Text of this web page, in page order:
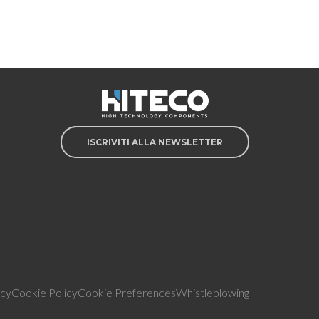
ISCRIVITI ALLA NEWSLETTER
Cookie PolicyCookie PreferencesWhistleblowing